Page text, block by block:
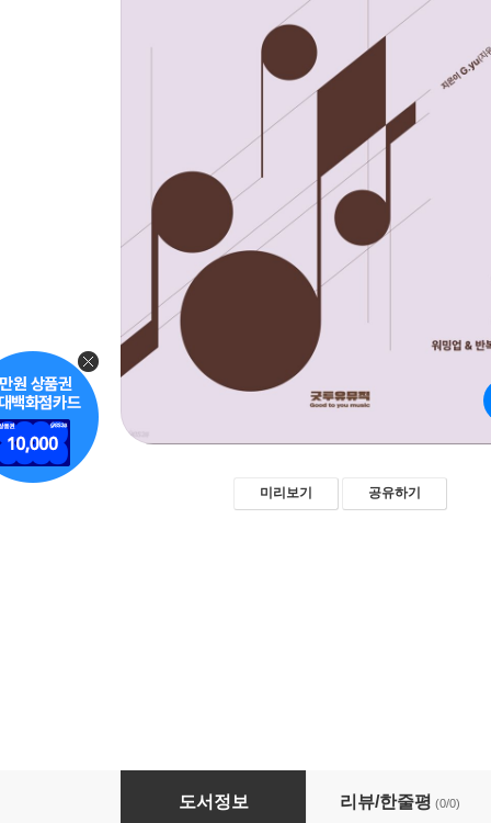
미리보기 공유하기
지-하모니 1.워밍업&반복기호
도서정보 리뷰/한줄평 (0/0)